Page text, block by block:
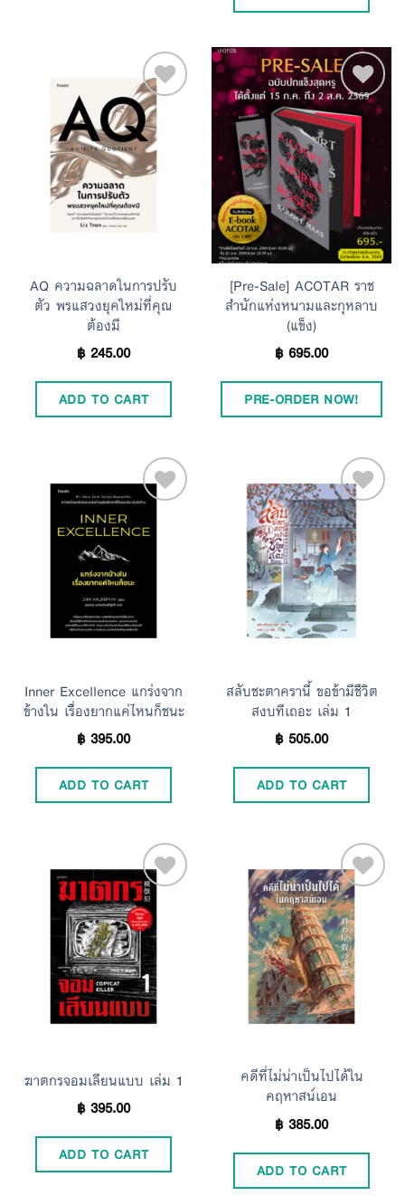
Add to
Wishlist
AQ ความฉลาดในการปรับ
ตัว พรแสวงยุคใหม่ที่คุณ
ต้องมี
฿245.00
ADD TO CART
Add to
Wishlist
[Pre-Sale] ACOTAR ราช
สำนักแห่งหนามและกุหลาบ
(แข็ง)
฿695.00
PRE-ORDER NOW!
Inner Excellence แกร่งจาก
ข้างใน เรื่องยากแค่ไหนก็ชนะ
฿395.00
ADD TO CART
Add to
Wishlist
สลับชะตาครานี้ ขอข้ามีชีวิต
สงบทีเถอะ เล่ม 1
฿505.00
ADD TO CART
Add to
Wishlist
ฆาตกรจอมเลียนแบบ เล่ม 1
฿395.00
ADD TO CART
Add to
Wishlist
คดีที่ไม่น่าเป็นไปได้ใน
คฤหาสน์เอน
฿385.00
ADD TO CART